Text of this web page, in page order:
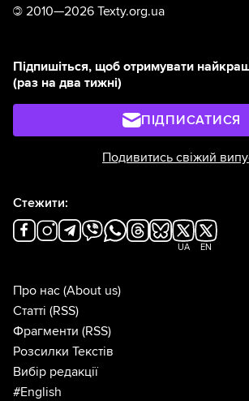
© 2010—2026 Texty.org.ua
Підпишіться, щоб отримувати
(раз на два тижні)
ПІДПИСАТИСЯ
Подивитись свіжий
Стежити:
UA EN
Про нас (About us)
Статті (RSS)
Фрагменти (RSS)
Розсилки Текстів
Вибір редакції
#English